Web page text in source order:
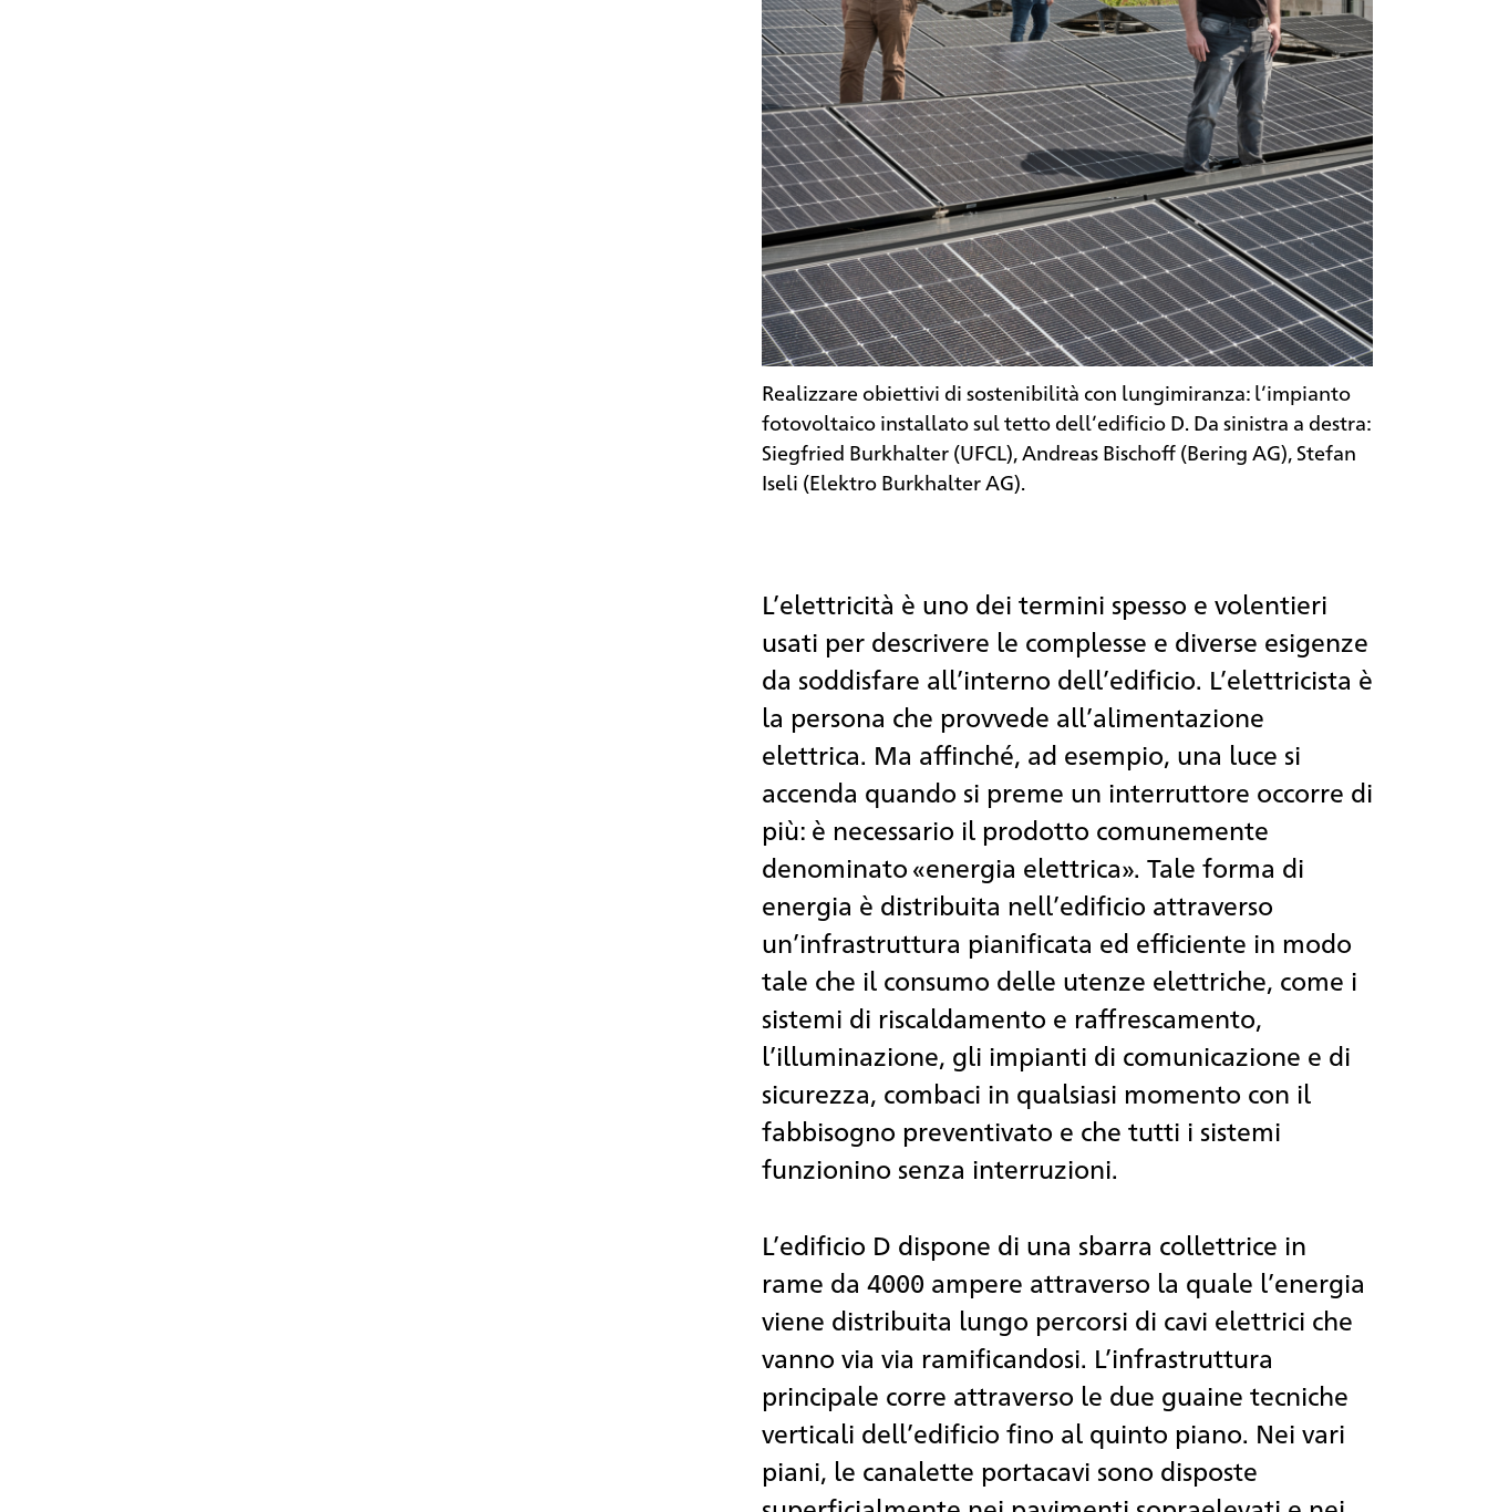
Realizzare obiettivi di sostenibilità con lungimiranza: l’impianto
fotovoltaico installato sul tetto dell’edificio D. Da sinistra a destra:
Siegfried Burkhalter (UFCL), Andreas Bischoff (Bering AG), Stefan
Iseli (Elektro Burkhalter AG).
L’elettricità è uno dei termini spesso e volentieri
usati per descrivere le complesse e diverse esigenze
da soddisfare all’interno dell’edificio. L’elettricista è
la persona che provvede all’alimentazione
elettrica. Ma affinché, ad esempio, una luce si
accenda quando si preme un interruttore occorre di
più: è necessario il prodotto comunemente
denominato «energia elettrica». Tale forma di
energia è distribuita nell’edificio attraverso
un’infrastruttura pianificata ed efficiente in modo
tale che il consumo delle utenze elettriche, come i
sistemi di riscaldamento e raffrescamento,
l’illuminazione, gli impianti di comunicazione e di
sicurezza, combaci in qualsiasi momento con il
fabbisogno preventivato e che tutti i sistemi
funzionino senza interruzioni.
L’edificio D dispone di una sbarra collettrice in
rame da 4000 ampere attraverso la quale l’energia
viene distribuita lungo percorsi di cavi elettrici che
vanno via via ramificandosi. L’infrastruttura
principale corre attraverso le due guaine tecniche
verticali dell’edificio fino al quinto piano. Nei vari
piani, le canalette portacavi sono disposte